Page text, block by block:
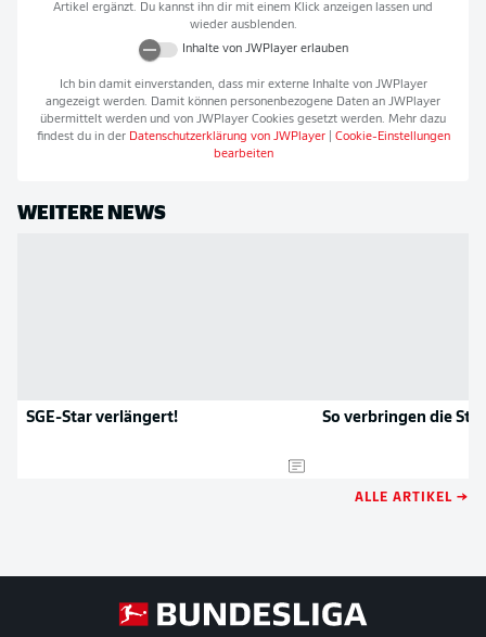
Artikel ergänzt. Du kannst ihn dir mit einem Klick anzeigen lassen und
wieder ausblenden.
Inhalte von JWPlayererlauben
Ich bin damit einverstanden, dass mir externe Inhalte von JWPlayer
angezeigt werden. Damit können personenbezogene Daten an JWPlayer
übermittelt werden und von JWPlayer Cookies gesetzt werden. Mehr dazu
findest du in der Datenschutzerklärung von JWPlayer| Cookie-Einstellungen
bearbeiten
WEITERE NEWS
SGE-Star verlängert! So verbringen die
ALLE ARTIKEL →